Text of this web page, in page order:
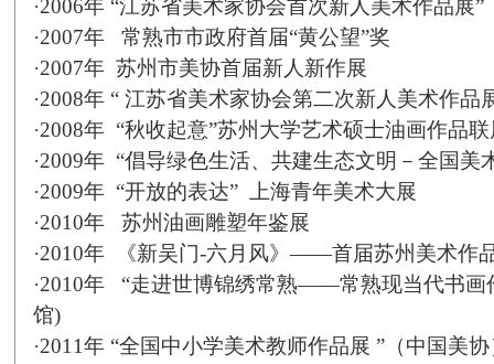
·2006年 “江苏省美术家协会首次新人美术作品展”
·2007年
常熟市市政府首届“黄公望”奖
·2007年 苏州市美协首届新人新作展
·2008年 “ 江苏省美术家协会第二次新人美术作品
·2008年 “秋收起意”苏州大学艺术硕士油画作品联
·2009年 “倡导绿色生活、共建生态文明－全国美
·2009年 “开放的表达”
上海青年美术大展
·2010年
苏州油画雕塑年鉴展
·2010年 《新吴门-六月风》——首届苏州美术作
·2010年 “走进世博锦绣常熟——常熟现当代书画
馆)
·2011年 “全国中小学美术教师作品展 ”（中国美